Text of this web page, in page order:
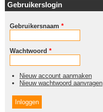
Gebruikerslogin
Gebruikersnaam *
Wachtwoord *
Nieuw account aanmaken
Nieuw wachtwoord aanvragen